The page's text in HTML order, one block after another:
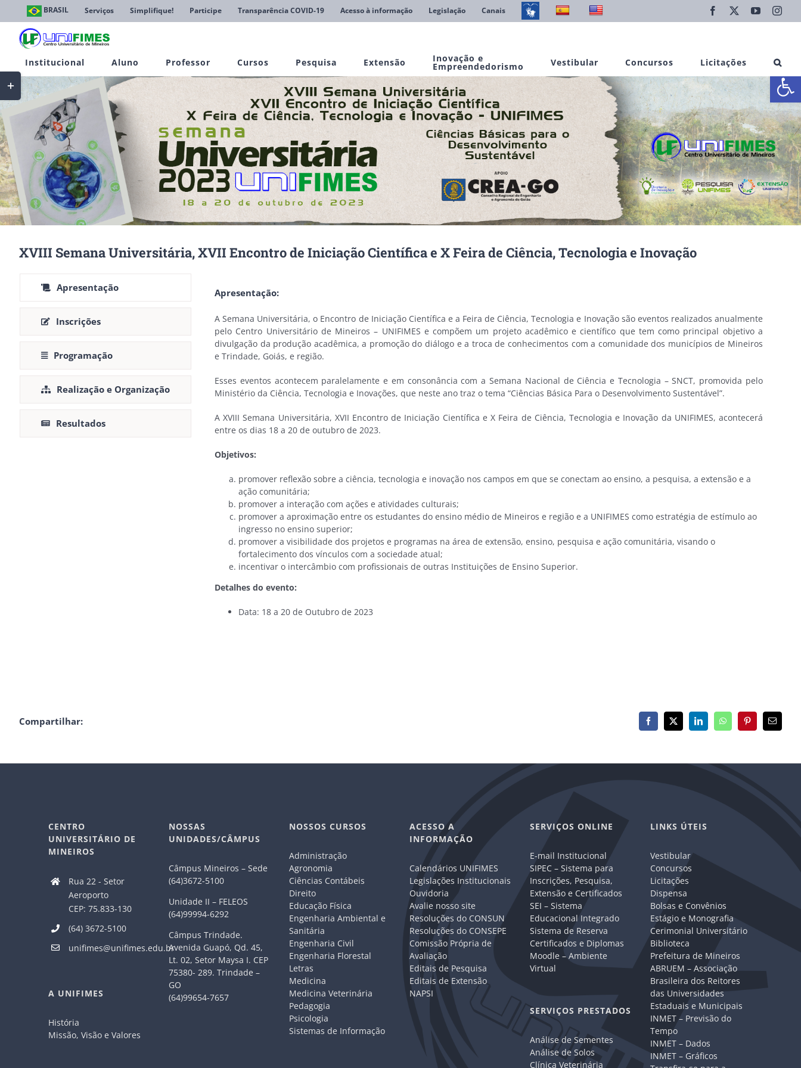
Abrir
conteúdo
BRASIL Serviços Simplifique! Participe Transparência COVID-19 Acesso à informação Legislação Canais Facebook YouTube
Institucional Aluno Professor Cursos Pesquisa Extensão Inovação e
Empreendedorismo Vestibular Concursos Licitações
XVIII Semana Universitária, XVII Encontro de Iniciação Científica e X Feira de Ciência, Tecnologia e Inovação
Apresentação
Inscrições
Programação
Realização e Organização
Resultados
Apresentação:
A Semana Universitária, o Encontro de Iniciação Científica e a Feira de Ciência, Tecnologia e Inovação são eventos realizados anualmente
pelo Centro Universitário de Mineiros – UNIFIMES e compõem um projeto acadêmico e científico que tem como principal objetivo a
divulgação da produção acadêmica, a promoção do diálogo e a troca de conhecimentos com a comunidade dos municípios de Mineiros
e Trindade, Goiás, e região.
Esses eventos acontecem paralelamente e em consonância com a Semana Nacional de Ciência e Tecnologia – SNCT, promovida pelo
Ministério da Ciência, Tecnologia e Inovações, que neste ano traz o tema “Ciências Básica Para o Desenvolvimento Sustentável”.
A XVIII Semana Universitária, XVII Encontro de Iniciação Científica e X Feira de Ciência, Tecnologia e Inovação da UNIFIMES, acontecerá
entre os dias 18 a 20 de outubro de 2023.
Objetivos:
promover reflexão sobre a ciência, tecnologia e inovação nos campos em que se conectam ao ensino, a pesquisa, a extensão e a
ação comunitária;
promover a interação com ações e atividades culturais;
promover a aproximação entre os estudantes do ensino médio de Mineiros e região e a UNIFIMES como estratégia de estímulo ao
ingresso no ensino superior;
promover a visibilidade dos projetos e programas na área de extensão, ensino, pesquisa e ação comunitária, visando o
fortalecimento dos vínculos com a sociedade atual;
incentivar o intercâmbio com profissionais de outras Instituições de Ensino Superior.
Detalhes do evento:
Data: 18 a 20 de Outubro de 2023
Compartilhar: Facebook
X LinkedInWhatsAppPinterest
E-
mail
CENTRO
UNIVERSITÁRIO DE
MINEIROS
Rua 22 - Setor
Aeroporto
CEP: 75.833-130
(64) 3672-5100
unifimes@unifimes.edu.br
A UNIFIMES
História
Missão, Visão e Valores
NOSSAS
UNIDADES/CÂMPUS
Câmpus Mineiros – Sede
(64)3672-5100
Unidade II – FELEOS
(64)99994-6292
Câmpus Trindade.
Avenida Guapó, Qd. 45,
Lt. 02, Setor Maysa I. CEP
75380- 289. Trindade –
GO
(64)99654-7657
NOSSOS CURSOS
Administração
Agronomia
Ciências Contábeis
Direito
Educação Física
Engenharia Ambiental e
Sanitária
Engenharia Civil
Engenharia Florestal
Letras
Medicina
Medicina Veterinária
Pedagogia
Psicologia
Sistemas de Informação
ACESSO A
INFORMAÇÃO
Calendários UNIFIMES
Legislações Institucionais
Ouvidoria
Avalie nosso site
Resoluções do CONSUN
Resoluções do CONSEPE
Comissão Própria de
Avaliação
Editais de Pesquisa
Editais de Extensão
NAPSI
SERVIÇOS ONLINE
E-mail Institucional
SIPEC – Sistema para
Inscrições, Pesquisa,
Extensão e Certificados
SEI – Sistema
Educacional Integrado
Sistema de Reserva
Certificados e Diplomas
Moodle – Ambiente
Virtual
SERVIÇOS PRESTADOS
Análise de Sementes
Análise de Solos
Clínica Veterinária
LINKS ÚTEIS
Vestibular
Concursos
Licitações
Dispensa
Bolsas e Convênios
Estágio e Monografia
Cerimonial Universitário
Biblioteca
Prefeitura de Mineiros
ABRUEM – Associação
Brasileira dos Reitores
das Universidades
Estaduais e Municipais
INMET – Previsão do
Tempo
INMET – Dados
INMET – Gráficos
Toggle
Sliding
Bar
Area